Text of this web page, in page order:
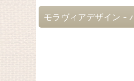
モラヴィアデザイン -